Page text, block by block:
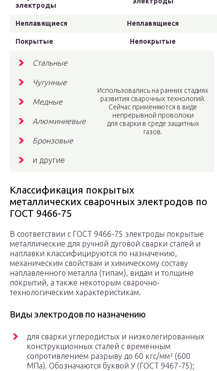
электроды
Неплавящиеся Неплавящиеся
Покрытые Непокрытые
Стальные
Чугунные
Медные
Алюминиевые
Бронзовые
и другие
Использовались на ранних стадиях
развития сварочных технологий.
Сейчас применяются в виде
непрерывной проволоки
для сварки в среде защитных
газов.
Классификация покрытых
металлических сварочных электродов по
ГОСТ 9466-75
В соответствии с ГОСТ 9466-75 электроды покрытые
металлические для ручной дуговой сварки сталей и
наплавки классифицируются по назначению,
механическим свойствам и химическому составу
наплавленного металла (типам), видам и толщине
покрытий, а также некоторым сварочно-
технологическим характеристикам.
Виды электродов по назначению
для сварки углеродистых и низколегированных
конструкционных сталей с временным
сопротивлением разрыву до 60 кгс/мм² (600
МПа). Обозначаются буквой У (ГОСТ 9467-75);